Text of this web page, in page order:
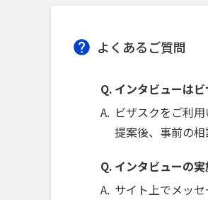
よくあるご質問
インタビューは
ビザスクをご利
提案後、事前の相
インタビューの
サイト上でメッ